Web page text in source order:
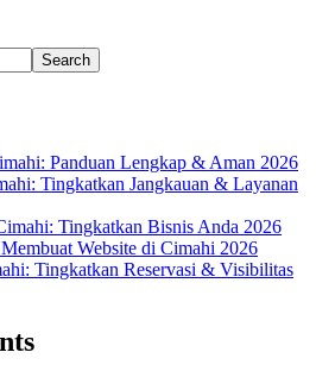
Search
Panduan Lengkap & Aman 2026
Tingkatkan Jangkauan & Layanan
Tingkatkan Bisnis Anda 2026
Website di Cimahi 2026
Tingkatkan Reservasi & Visibilitas